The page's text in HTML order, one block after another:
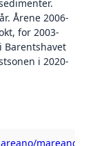
Årene 2006-
for 2003-
Barentshavet
i 2020-